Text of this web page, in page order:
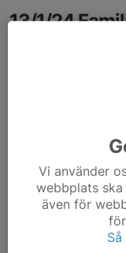
13/1/24
0
Vi använder
webbplats
även för